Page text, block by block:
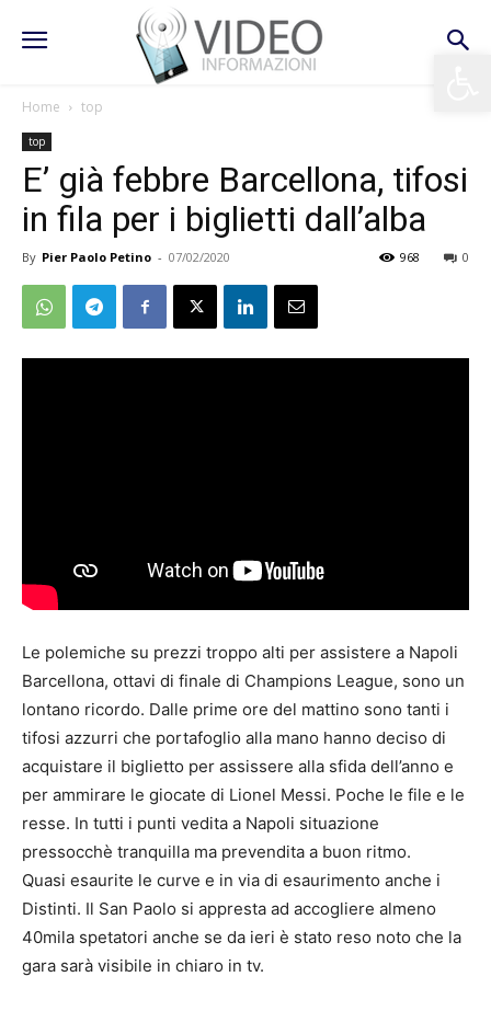
Home top
top
E’ già febbre Barcellona, tifosi
in fila per i biglietti dall’alba
By Pier Paolo Petino - 07/02/2020 0
968
Le polemiche su prezzi troppo alti per assistere a Napoli
Barcellona, ottavi di finale di Champions League, sono un
lontano ricordo. Dalle prime ore del mattino sono tanti i
tifosi azzurri che portafoglio alla mano hanno deciso di
acquistare il biglietto per assissere alla sfida dell’anno e
per ammirare le giocate di Lionel Messi. Poche le file e le
resse. In tutti i punti vedita a Napoli situazione
pressocchè tranquilla ma prevendita a buon ritmo.
Quasi esaurite le curve e in via di esaurimento anche i
Distinti. Il San Paolo si appresta ad accogliere almeno
40mila spetatori anche se da ieri è stato reso noto che la
gara sarà visibile in chiaro in tv.